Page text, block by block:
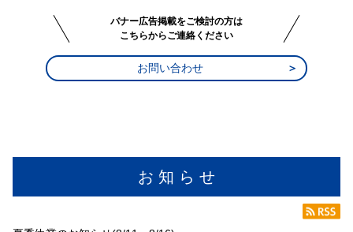
お 知 ら せ
バナー広告掲載をご検討の方は
こちらからご連絡ください
お問い合わせ